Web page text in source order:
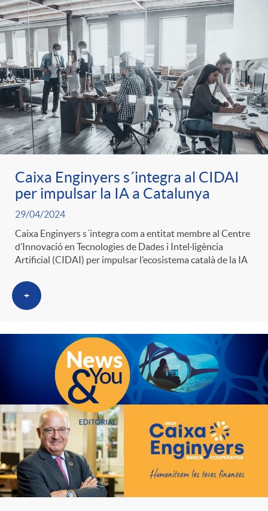
g
o
r
i
a
s
Caixa Enginyers s´integra al CIDAI
per impulsar la IA a Catalunya
29/04/2024
Caixa Enginyers s´integra com a entitat membre al Centre
d’Innovació en Tecnologies de Dades i Intel·ligència
Artificial (CIDAI) per impulsar l’ecosistema català de la IA
+